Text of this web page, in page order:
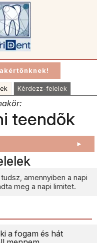
Kérdezz-felelek
teendõk
►
amennyiben a napi
meg a napi limitet.
a fogam és hát